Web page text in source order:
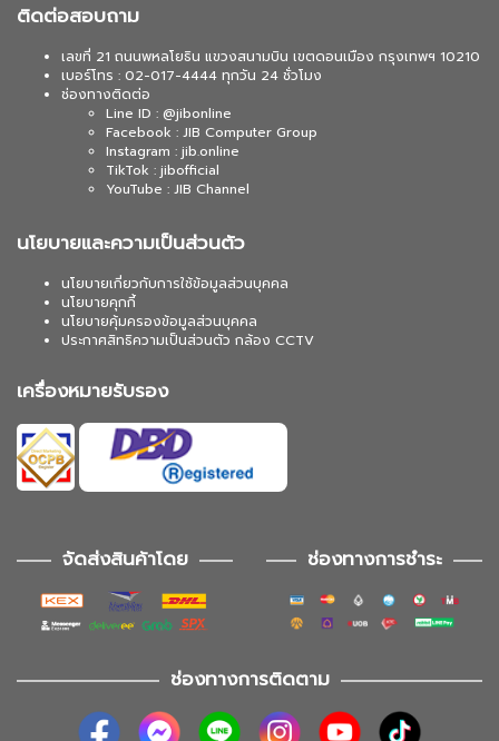
ติดต่อสอบถาม
เลขที่ 21 ถนนพหลโยธิน แขวงสนามบิน เขตดอนเมือง กรุงเทพฯ 10210
เบอร์โทร : 02-017-4444 ทุกวัน 24 ชั่วโมง
ช่องทางติดต่อ
Line ID : @jibonline
Facebook : JIB Computer Group
Instagram : jib.online
TikTok : jibofficial
YouTube : JIB Channel
นโยบายและความเป็นส่วนตัว
นโยบายเกี่ยวกับการใช้ข้อมูลส่วนบุคคล
นโยบายคุกกี้
นโยบายคุ้มครองข้อมูลส่วนบุคคล
ประกาศสิทธิความเป็นส่วนตัว กล้อง CCTV
เครื่องหมายรับรอง
จัดส่งสินค้าโดย ช่องทางการชำระ
ช่องทางการติดตาม